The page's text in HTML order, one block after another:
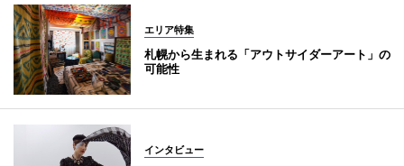
エリア特集
札幌から生まれる「アウトサイダーアート」の
可能性
インタビュー